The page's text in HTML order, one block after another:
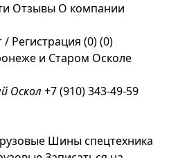
Отзывы О компании
/ Регистрация (0)(0)
Оскол +7 (910) 343-49-59
Шины спецтехника